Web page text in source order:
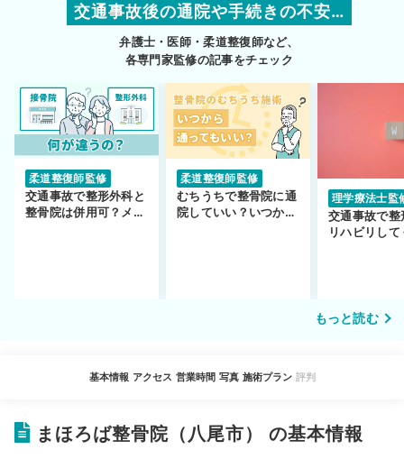
交通事故後の通院や手続きの不安…
弁護士・医師・柔道整復師など、
各専門家監修の記事をチェック
柔道整復師監修
交通事故で整形外科と
整骨院は併用可？メリ
柔道整復師監修
むちうちで整骨院に通
院していい？いつから
理学療法士監
交通事故で整
リハビリして
もっと読む
基本情報 アクセス 営業時間 写真 施術プラン 評判
まほろば整骨院（八尾市） の基本情報